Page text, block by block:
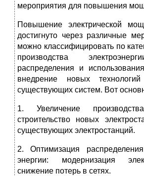
мероприятия для повышения
Повышение электрической
достигнуто через различные
можно классифицировать по
производства
распределения и
внедрение новых
существующих систем. Вот
1. Увеличение производства
строительство новых
существующих электростанций.
2. Оптимизация
энергии: модернизация
снижение потерь в сетях.